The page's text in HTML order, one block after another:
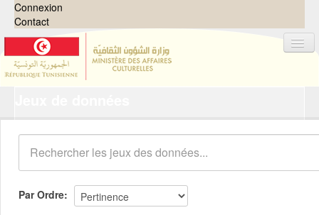
Connexion
Contact
Organisations
Groupes
Demandes 0
À propos
Par Ordre